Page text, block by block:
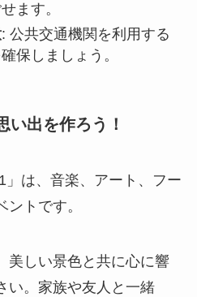
ます。
: 公共交通機関を利用する
保しましょう。
い出を作ろう！
」は、音楽、アート、フー
ントです。
美しい景色と共に心に響
い。家族や友人と一緒